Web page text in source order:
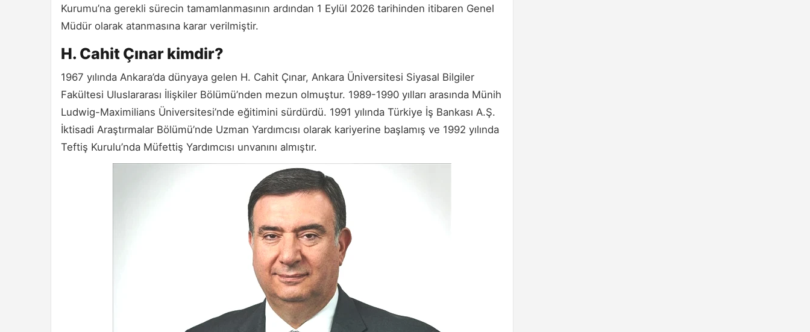
Kurumu’na gerekli sürecin tamamlanmasının ardından 1 Eylül 2026 tarihinden itibaren Genel
Müdür olarak atanmasına karar verilmiştir.
H. Cahit Çınar kimdir?
1967 yılında Ankara’da dünyaya gelen H. Cahit Çınar, Ankara Üniversitesi Siyasal Bilgiler
Fakültesi Uluslararası İlişkiler Bölümü’nden mezun olmuştur. 1989-1990 yılları arasında Münih
Ludwig-Maximilians Üniversitesi’nde eğitimini sürdürdü. 1991 yılında Türkiye İş Bankası A.Ş.
İktisadi Araştırmalar Bölümü’nde Uzman Yardımcısı olarak kariyerine başlamış ve 1992 yılında
Teftiş Kurulu’nda Müfettiş Yardımcısı unvanını almıştır.